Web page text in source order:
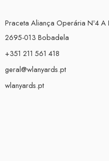
Praceta Aliança Operária Nº4 A
2695-013 Bobadela
+351 211 561 418
geral@wlanyards.pt
wlanyards.pt